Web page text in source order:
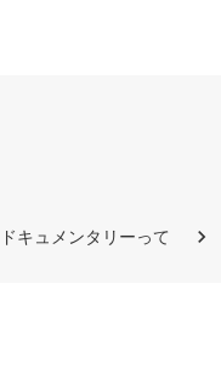
ドキュメンタリーって